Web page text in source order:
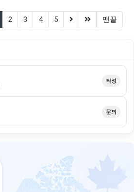
(current)
2 3 4 5 (next)(last)맨끝
작성
문의